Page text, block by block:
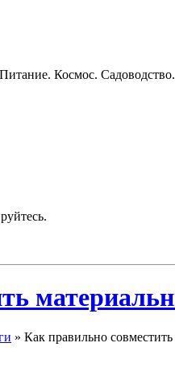
Космос.
» Как правильно